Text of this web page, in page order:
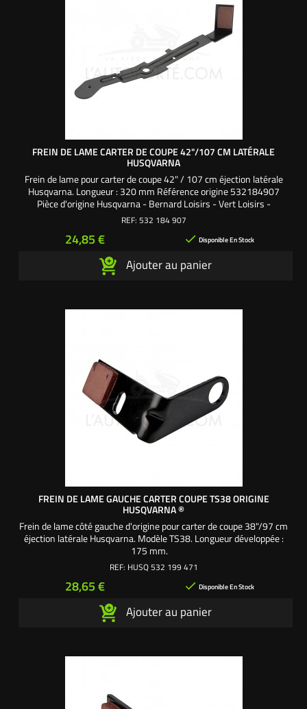
FREIN DE LAME CARTER DE COUPE 42"/107 CM LATÉRALE
HUSQVARNA
Frein de lame pour carter de coupe 42" / 107 cm éjection latérale
Husqvarna. Longueur : 320 mm Référence origine 532184907
Pièce d'origine Husqvarna - Bernard Loisirs - Vert Loisirs -
Craftsman - Jonsered - AYP - Best Green - Electrolux
REF: 532 184 907
Prix
24,85 €  Disponible En Stock
Ajouter au panier
FREIN DE LAME GAUCHE CARTER COUPE TS38 ORIGINE
HUSQVARNA ®
Frein de lame côté gauche d'origine pour carter de coupe 38"/97 cm
éjection latérale Husqvarna. Modèle TS38. Longueur développée :
175 mm.
REF: HUSQ 532 199 471
Prix
28,65 €  Disponible En Stock
Ajouter au panier